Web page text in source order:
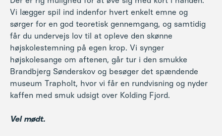
Vi lægger spil ind indenfor hvert enkelt emne og
sørger for en god teoretisk gennemgang, og samtidig
får du undervejs lov til at opleve den skønne
højskolestemning på egen krop. Vi synger
højskolesange om aftenen, går tur i den smukke
Brandbjerg Sønderskov og besøger det spændende
museum Trapholt, hvor vi får en rundvisning og nyder
kaffen med smuk udsigt over Kolding Fjord.
Vel mødt.